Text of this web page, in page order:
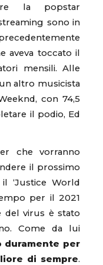
la popstar
sono in
aveva toccato il
mensili. Alle
altro musicista
con 74,5
il podio, Ed
che vorranno
il prossimo
‘Justice World
per il 2021
del virus è stato
Come da lui
duramente per
di sempre.